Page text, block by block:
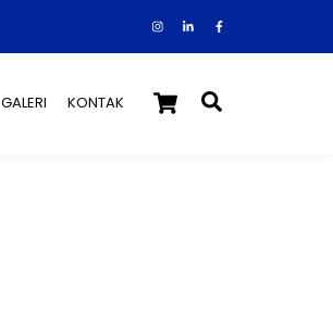
InstagramFacebookTiktok
Cart
GALERI KONTAK